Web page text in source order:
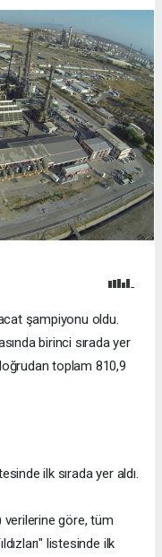
şampiyonu oldu.
birinci sırada yer
toplam 810,9
ilk sırada yer aldı.
verilerine göre, tüm
listesinde ilk